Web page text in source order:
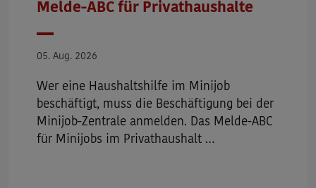
Melde-ABC für Privathaushalte
Datum
05. Aug. 2026
Wer eine Haushaltshilfe im Minijob
beschäftigt, muss die Beschäftigung bei der
Minijob-Zentrale anmelden. Das Melde-ABC
für Minijobs im Privathaushalt …